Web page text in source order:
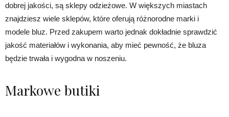
dobrej jakości, są sklepy odzieżowe. W większych miastach
znajdziesz wiele sklepów, które oferują różnorodne marki i
modele bluz. Przed zakupem warto jednak dokładnie sprawdzić
jakość materiałów i wykonania, aby mieć pewność, że bluza
będzie trwała i wygodna w noszeniu.
Markowe butiki